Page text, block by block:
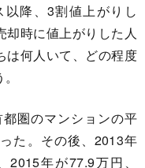
降、3割値上がりし
却時に値上がりした人
は何人いて、どの程度
圏のマンションの平
た。その後、2013年
年が77.9万円、